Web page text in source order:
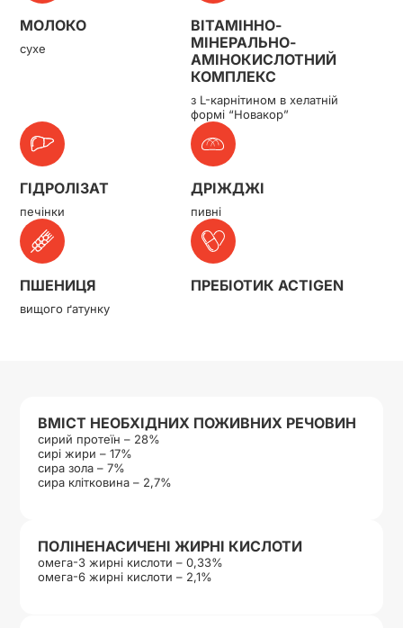
МОЛОКО
сухе
ВІТАМІННО-
МІНЕРАЛЬНО-
АМІНОКИСЛОТНИЙ
КОМПЛЕКС
з L-карнітином в хелатній
формі “Новакор”
ГІДРОЛІЗАТ
печінки
ДРІЖДЖІ
пивні
ПШЕНИЦЯ
вищого ґатунку
ПРЕБІОТИК ACTIGEN
ВМІСТ НЕОБХІДНИХ ПОЖИВНИХ РЕЧОВИН
сирий протеїн – 28%
сирі жири – 17%
сира зола – 7%
сира клітковина – 2,7%
ПОЛІНЕНАСИЧЕНІ ЖИРНІ КИСЛОТИ
омега-3 жирні кислоти – 0,33%
омега-6 жирні кислоти – 2,1%